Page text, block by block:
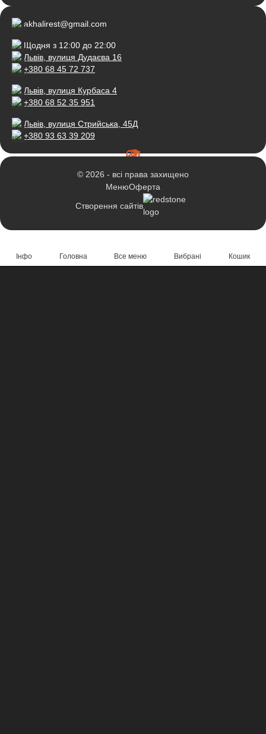
akhalirest@gmail.com
Щодня з 12:00 до 22:00
Львів, вулиця Дудаєва 16
+380 68 45 72 737
Львів, вулиця Курбаса 4
+380 68 52 35 951
Львів, вулиця Стрийська, 45Д
+380 93 63 39 209
© 2026 - всі права захищено
МенюОферта
Створення сайтів
Інфо Головна Все меню Вибрані Кошик